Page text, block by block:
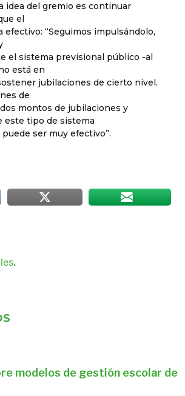
idea del gremio es continuar
el
efectivo: “Seguimos impulsándolo,
el sistema previsional público -al
está en
jubilaciones de cierto nivel.
de
montos de jubilaciones y
este tipo de sistema
ser muy efectivo”.
.
modelos de gestión escolar de